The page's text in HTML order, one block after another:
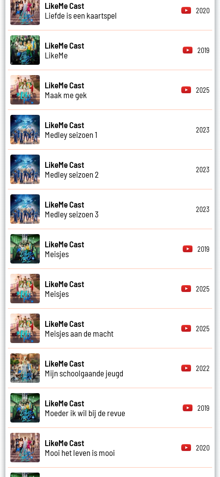
LikeMe Cast
Liefde is een kaartspel
2020
LikeMe Cast
LikeMe
2019
LikeMe Cast
Maak me gek
2025
LikeMe Cast
Medley seizoen 1
2023
LikeMe Cast
Medley seizoen 2
2023
LikeMe Cast
Medley seizoen 3
2023
LikeMe Cast
Meisjes
2019
LikeMe Cast
Meisjes
2025
LikeMe Cast
Meisjes aan de macht
2025
LikeMe Cast
Mijn schoolgaande jeugd
2022
LikeMe Cast
Moeder ik wil bij de revue
2019
LikeMe Cast
Mooi het leven is mooi
2020